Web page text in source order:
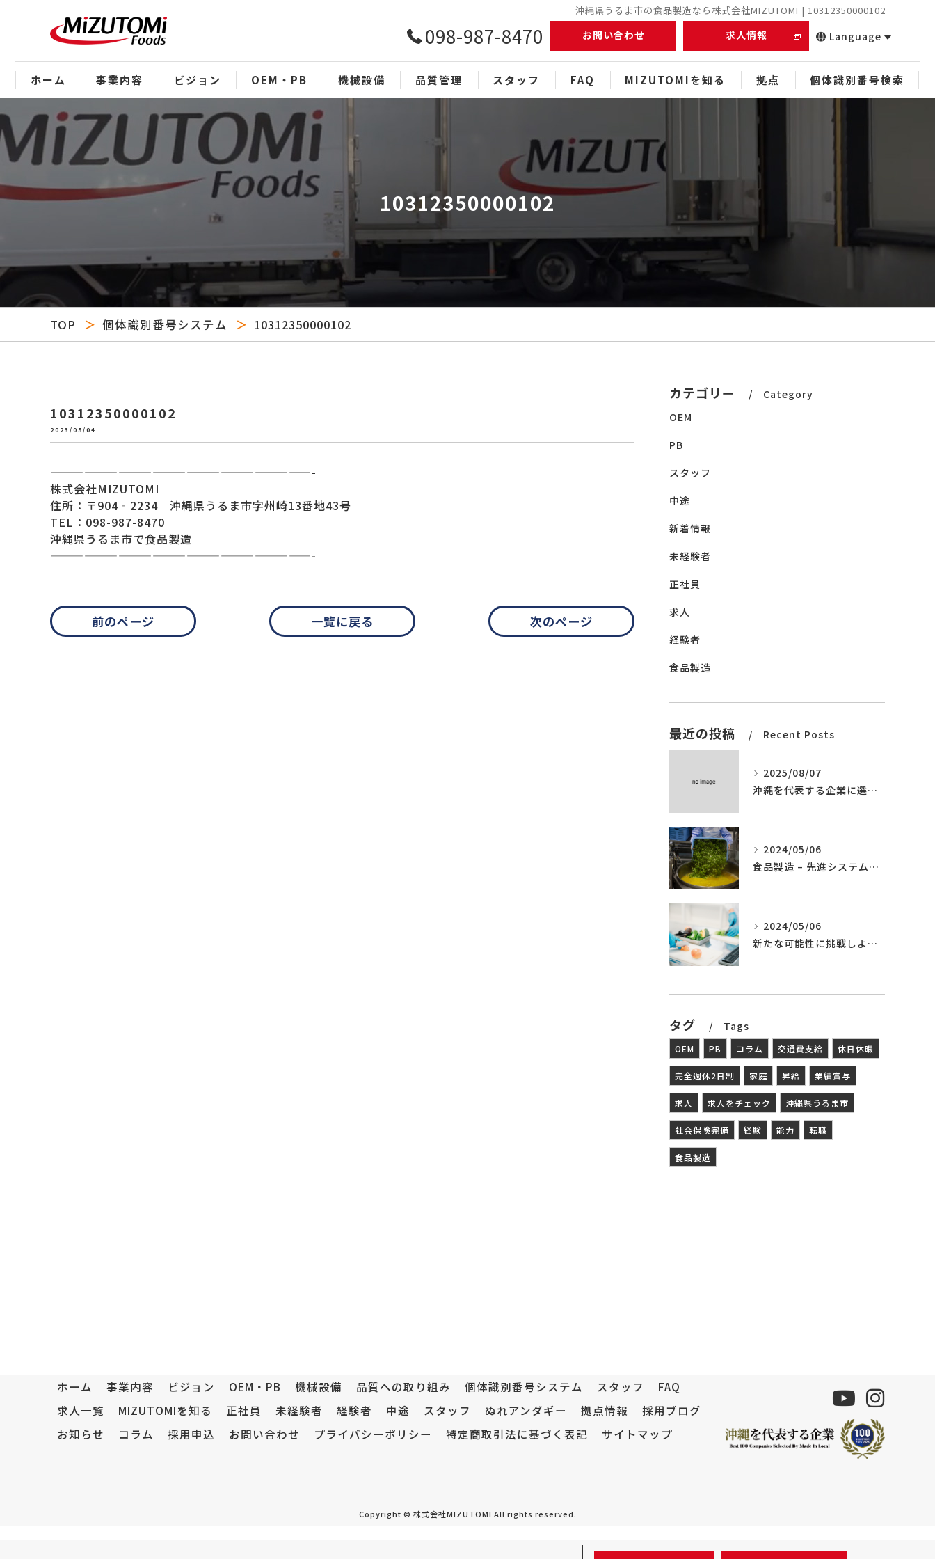
沖縄県うるま市の食品製造なら株式会社MIZUTOMI | 10312350000102
098-987-8470 お問い合わせ 求人情報 Language
ホーム 事業内容 ビジョン OEM・PB 機械設備 品質管理 スタッフ FAQ MIZUTOMIを知る
未経験者
経験者
スタッフ
ぬれアンダギー
拠点 個体識別番号検索
10312350000102
TOP 個体識別番号システム 10312350000102
10312350000102
2023/05/04
———————————————————————-
株式会社MIZUTOMI
住所：〒904‐2234 沖縄県うるま市字州崎13番地43号
TEL：098-987-8470
沖縄県うるま市で食品製造
———————————————————————-
前のページ 一覧に戻る 次のページ
カテゴリー
Category
OEM
PB
スタッフ
中途
新着情報
未経験者
正社員
求人
経験者
食品製造
最近の投稿 Recent Posts
2025/08/07
沖縄を代表する企業に選ばれました。
2024/05/06
食品製造 – 先進システムの導入
2024/05/06
新たな可能性に挑戦しよう – 食品製造の世界へ
タグ Tags
OEM PB コラム 交通費支給 休日休暇
完全週休2日制 家庭 昇給 業績賞与
求人 求人をチェック 沖縄県うるま市
社会保険完備 経験 能力 転職
食品製造
ホーム 事業内容 ビジョン OEM・PB 機械設備 品質への取り組み 個体識別番号システム スタッフ
FAQ
求人一覧
MIZUTOMIを知る 正社員 未経験者 経験者 中途 スタッフ ぬれアンダギー 拠点情報
採用ブログ
お知らせ
コラム 採用申込 お問い合わせ プライバシーポリシー 特定商取引法に基づく表記 サイトマップ
Copyright © 株式会社MIZUTOMI All rights reserved.